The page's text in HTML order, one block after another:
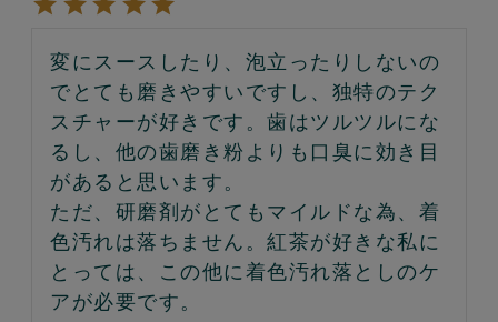
変にスースしたり、泡立ったりしないの
でとても磨きやすいですし、独特のテク
スチャーが好きです。歯はツルツルにな
るし、他の歯磨き粉よりも口臭に効き目
があると思います。
ただ、研磨剤がとてもマイルドな為、着
色汚れは落ちません。紅茶が好きな私に
とっては、この他に着色汚れ落としのケ
アが必要です。